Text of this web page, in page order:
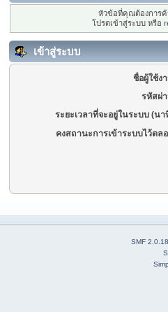
หัวข้อที่คุณต้องการ
โปรดเข้าสู่ระบบ หรือ
เข้าสู่ระบบ
ชื่อผู้ใช้ง
รหัสผ่
ระยะเวลาที่จะอยู่ในระบบ (นา
คงสถานะการเข้าระบบไว้ตล
SMF 2.0.18